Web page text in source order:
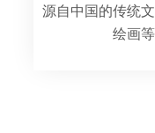
将香气与休闲结
客户的皮肤上，